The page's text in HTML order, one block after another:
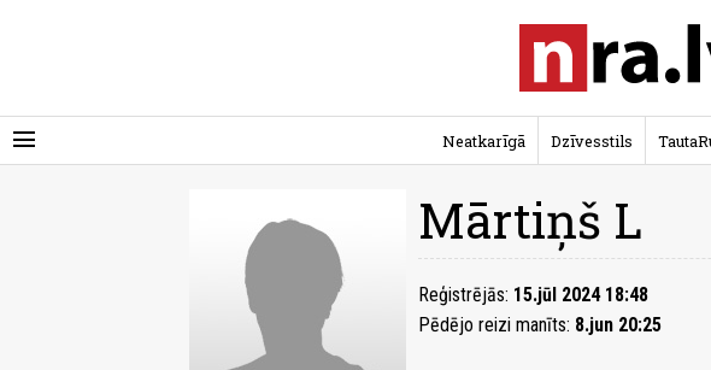
menu Neatkarīgā Dzīvesstils
Mārtiņš L
Reģistrējās: 15.jūl 2024 18:48
Pēdējo reizi manīts: 8.jun 20:25